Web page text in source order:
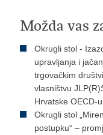
Možda vas
Okrugli stol -
upravljanja i
trgovačkim
vlasništvu
Hrvatske OECD-u
Okrugli stol
postupku“ –